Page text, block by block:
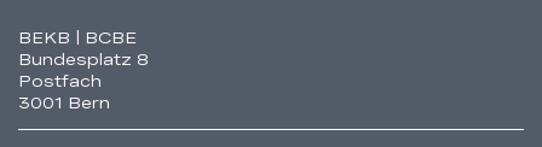
Fusszeile
BEKB | BCBE
Bundesplatz 8
Postfach
3001 Bern